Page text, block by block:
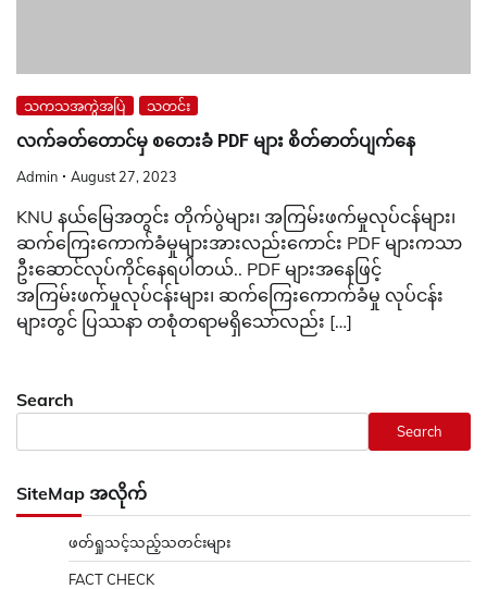
သကသအကွဲအပြဲ သတင်း
လက်ခတ်တောင်မှ စတေးခံ PDF များ စိတ်ဓာတ်ပျက်နေ
Admin August 27, 2023
KNU နယ်မြေအတွင်း တိုက်ပွဲများ၊ အကြမ်းဖက်မှုလုပ်ငန်များ၊
ဆက်ကြေးကောက်ခံမှုများအားလည်းကောင်း PDF များကသာ
ဦးဆောင်လုပ်ကိုင်နေရပါတယ်.. PDF များအနေဖြင့်
အကြမ်းဖက်မှုလုပ်ငန်းများ၊ ဆက်ကြေးကောက်ခံမှု လုပ်ငန်း
များတွင် ပြဿနာ တစုံတရာမရှိသော်လည်း […]
Search
Search
SiteMap အလိုက်
ဖတ်ရှုသင့်သည့်သတင်းများ
FACT CHECK